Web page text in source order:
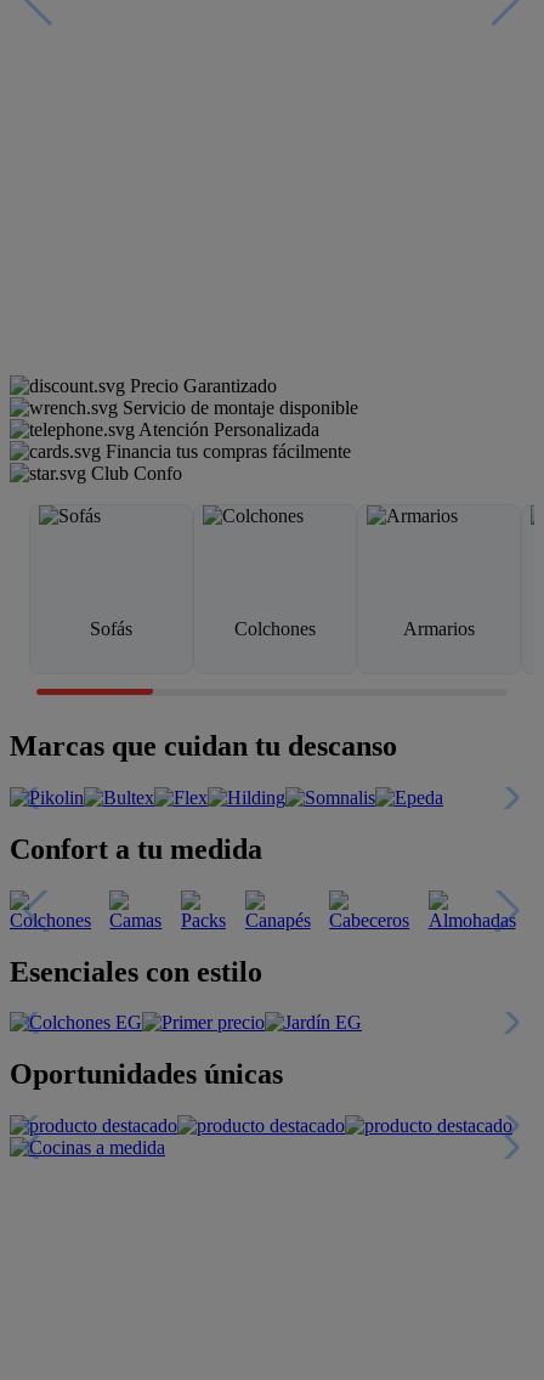
Precio Garantizado
Servicio de montaje disponible
Atención Personalizada
Financia tus compras fácilmente
Club Confo
Sofás Colchones Armarios
Marcas que cuidan tu descanso
Confort a tu medida
Esenciales con estilo
Oportunidades únicas